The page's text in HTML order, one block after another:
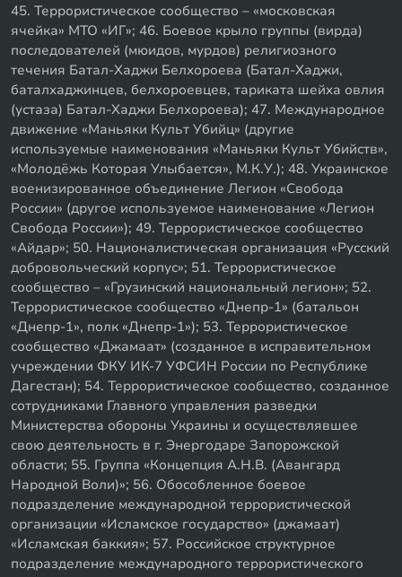
45. Террористическое сообщество – «московская
ячейка» МТО «ИГ»; 46. Боевое крыло группы (вирда)
последователей (мюидов, мурдов) религиозного
течения Батал-Хаджи Белхороева (Батал-Хаджи,
баталхаджинцев, белхороевцев, тариката шейха овлия
(устаза) Батал-Хаджи Белхороева); 47. Международное
движение «Маньяки Культ Убийц» (другие
используемые наименования «Маньяки Культ Убийств»,
«Молодёжь Которая Улыбается», М.К.У.); 48. Украинское
военизированное объединение Легион «Свобода
России» (другое используемое наименование «Легион
Свобода России»); 49. Террористическое сообщество
«Айдар»; 50. Националистическая организация «Русский
добровольческий корпус»; 51. Террористическое
сообщество – «Грузинский национальный легион»; 52.
Террористическое сообщество «Днепр-1» (батальон
«Днепр-1», полк «Днепр-1»); 53. Террористическое
сообщество «Джамаат» (созданное в исправительном
учреждении ФКУ ИК-7 УФСИН России по Республике
Дагестан); 54. Террористическое сообщество, созданное
сотрудниками Главного управления разведки
Министерства обороны Украины и осуществлявшее
свою деятельность в г. Энергодаре Запорожской
области; 55. Группа «Концепция А.Н.В. (Авангард
Народной Воли)»; 56. Обособленное боевое
подразделение международной террористической
организации «Исламское государство» (джамаат)
«Исламская баккия»; 57. Российское структурное
подразделение международного террористического